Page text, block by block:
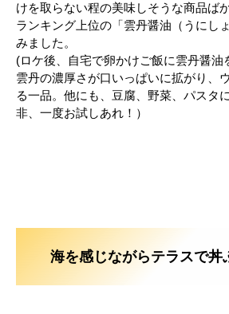
けを取らない程の美味しそうな商品ば
ランキング上位の「雲丹醤油（うにし
みました。
(ロケ後、自宅で卵かけご飯に雲丹醤油
雲丹の濃厚さが口いっぱいに拡がり、
る一品。他にも、豆腐、野菜、パスタ
非、一度お試しあれ！）
海を感じながらテラスで丼